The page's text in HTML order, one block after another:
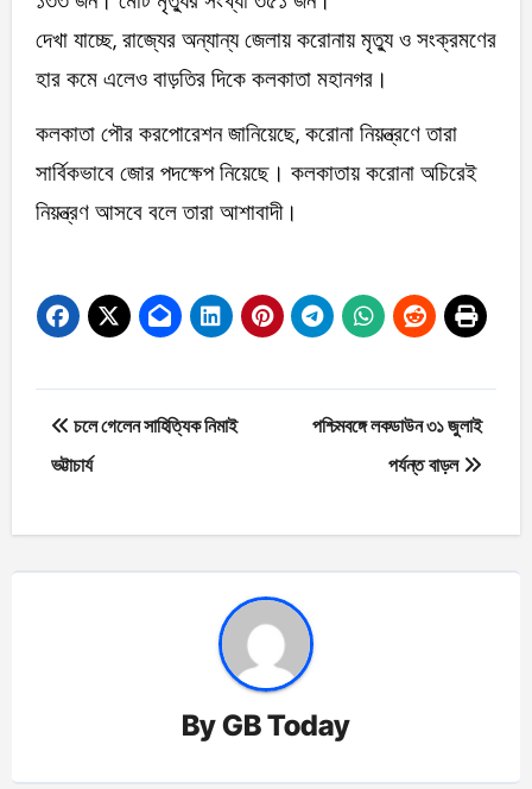
দেখা যাচ্ছে, রাজ্যের অন্যান্য জেলায় করোনায় মৃত্যু ও সংক্রমণের
হার কমে এলেও বাড়তির দিকে কলকাতা মহানগর।
কলকাতা পৌর করপোরেশন জানিয়েছে, করোনা নিয়ন্ত্রণে তারা
সার্বিকভাবে জোর পদক্ষেপ নিয়েছে। কলকাতায় করোনা অচিরেই
নিয়ন্ত্রণ আসবে বলে তারা আশাবাদী।
Post
navigation
চলে গেলেন সাহিত্যিক নিমাই
ভট্টাচার্য
পশ্চিমবঙ্গে লকডাউন ৩১ জুলাই
পর্যন্ত বাড়ল
ByGB Today